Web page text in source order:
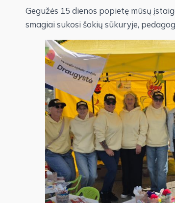
Gegužės 15 dienos popietę mūsų
smagiai sukosi šokių sūkuryje,